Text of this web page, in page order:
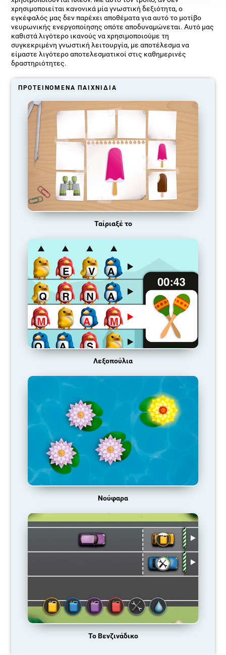
χρησιμοποιείται κανονικά μία γνωστική δεξιότητα, ο
εγκέφαλός μας δεν παρέχει αποθέματα για αυτό το μοτίβο
νευρωνικής ενεργοποίησης οπότε αποδυναμώνεται. Αυτό μας
καθιστά λιγότερο ικανούς να χρησιμοποιούμε τη
συγκεκριμένη γνωστική λειτουργία, με αποτέλεσμα να
είμαστε λιγότερο αποτελεσματικοί στις καθημερινές
δραστηριότητες.
ΠΡΟΤΕΙΝΌΜΕΝΑ ΠΑΙΧΝΊΔΙΑ
Ταίριαξέ το
Λεξοπούλια
Νούφαρα
Το Βενζινάδικο